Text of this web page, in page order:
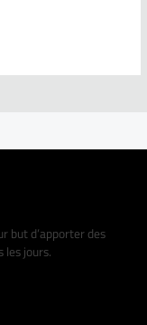
but d’apporter des
les jours.